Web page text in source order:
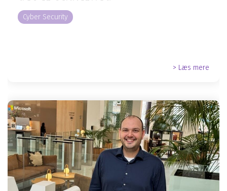
Cyber Security
> Læs mere